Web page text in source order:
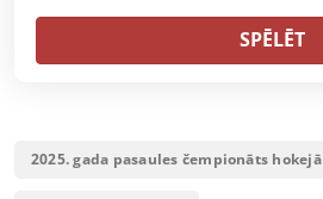
SPĒLĒT
2025. gada pasaules čempionāts hokejā